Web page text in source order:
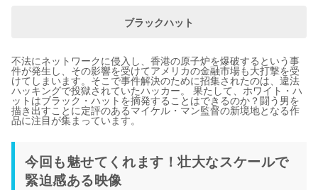
ブラックハット
不法にネットワークに侵入し、香港の原子炉を爆破するという事
件が発生し、その影響を受けてアメリカの金融市場も大打撃を受
けてしまいます。そこで事件解決のために招集されたのは、違法
ハッキングで投獄されていたハッカー。 果たして、ホワイト・ハ
ットはブラック・ハットを摘発することはできるのか？闘う男を
描き出すことに定評のあるマイケル・マン監督の新境地となる作
品に注目が集まっています。
今回も魅せてくれます！壮大なスケールで
緊迫感ある映像